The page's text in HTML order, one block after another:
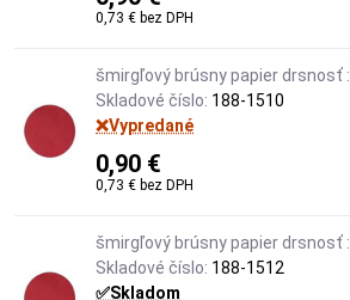
0,73 € bez DPH
šmirgľový brúsny papier drsnosť :
Skladové číslo: 188-1510
❌Vypredané
0,90 €
0,73 € bez DPH
šmirgľový brúsny papier drsnosť :
Skladové číslo: 188-1512
✅Skladom